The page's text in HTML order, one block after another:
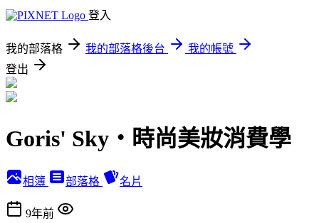
登入
我的部落格 我的部落格後台
我的帳號
登出
Goris' Sky‧時尚美妝消費學
相簿 部落格 名片
9年前